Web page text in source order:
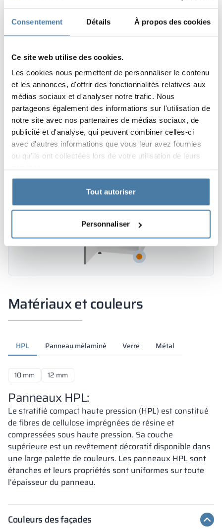
Consentement Détails À propos des cookies
Ce site web utilise des cookies.
Les cookies nous permettent de personnaliser le contenu
et les annonces, d'offrir des fonctionnalités relatives aux
médias sociaux et d'analyser notre trafic. Nous
partageons également des informations sur l'utilisation de
notre site avec nos partenaires de médias sociaux, de
publicité et d'analyse, qui peuvent combiner celles-ci
avec d'autres informations que vous leur avez fournies
ou qu'ils ont collectées lors de votre utilisation de leurs
Tout autoriser
Personnaliser
Matériaux et couleurs
HPL Panneau mélaminé Verre Métal
10 mm 12 mm
Panneaux HPL:
Le stratifié compact haute pression (HPL) est constitué
de fibres de cellulose imprégnées de résine et
compressées sous haute pression. Sa couche
supérieure est un revêtement décoratif disponible dans
une large palette de couleurs. Les panneaux HPL sont
étanches et leurs propriétés sont uniformes sur toute
l’épaisseur du panneau.
Couleurs des façades